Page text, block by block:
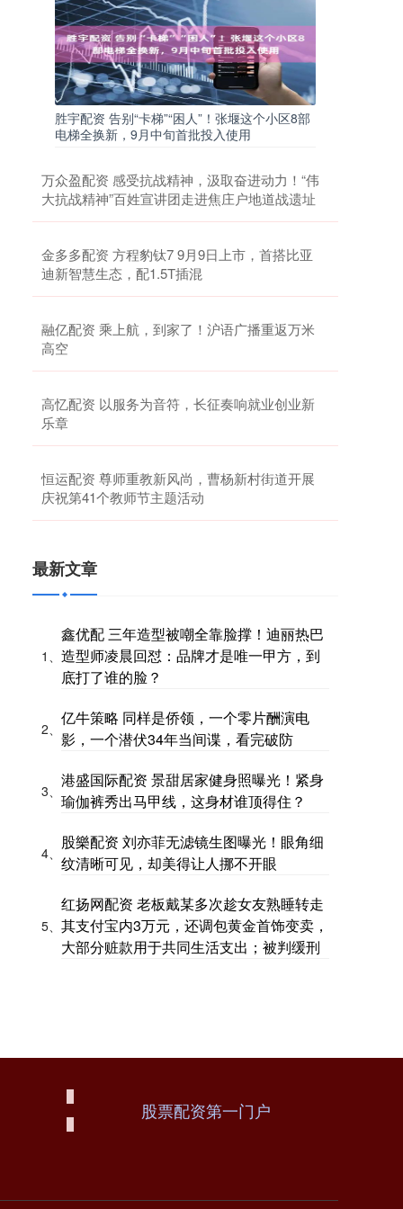
胜宇配资 告别“卡梯”“困人”！张堰这个小区8部
电梯全换新，9月中旬首批投入使用
万众盈配资 感受抗战精神，汲取奋进动力！“伟
大抗战精神”百姓宣讲团走进焦庄户地道战遗址
金多多配资 方程豹钛7 9月9日上市，首搭比亚
迪新智慧生态，配1.5T插混
融亿配资 乘上航，到家了！沪语广播重返万米
高空
高忆配资 以服务为音符，长征奏响就业创业新
乐章
恒运配资 尊师重教新风尚，曹杨新村街道开展
庆祝第41个教师节主题活动
最新文章
1、
鑫优配 三年造型被嘲全靠脸撑！迪丽热巴
造型师凌晨回怼：品牌才是唯一甲方，到
底打了谁的脸？
2、
亿牛策略 同样是侨领，一个零片酬演电
影，一个潜伏34年当间谍，看完破防
3、
港盛国际配资 景甜居家健身照曝光！紧身
瑜伽裤秀出马甲线，这身材谁顶得住？
4、
股樂配资 刘亦菲无滤镜生图曝光！眼角细
纹清晰可见，却美得让人挪不开眼
5、
红扬网配资 老板戴某多次趁女友熟睡转走
其支付宝内3万元，还调包黄金首饰变卖，
大部分赃款用于共同生活支出；被判缓刑
股票配资第一门户